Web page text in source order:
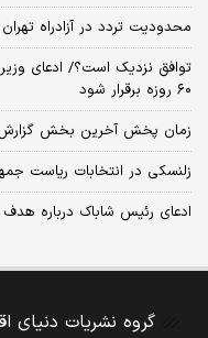
محدودیت تردد در آزادراه تهران -کرج- قزوین
۶۰ روزه برقرار شود
زمان پخش آخرین بخش گزارش
زلنسکی در انتخابات ریاست
ادعای رئیس شاباک درباره
گروه نشریات دنیای